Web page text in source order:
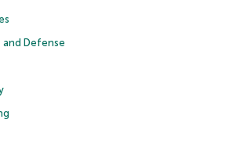
Defense